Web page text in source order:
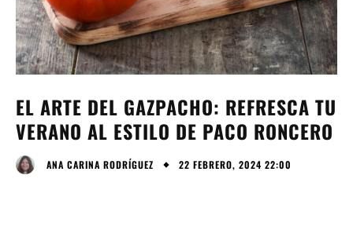
EL ARTE DEL GAZPACHO: REFRESCA TU
VERANO AL ESTILO DE PACO RONCERO
ANA CARINA RODRÍGUEZ 22 FEBRERO, 2024 22:00